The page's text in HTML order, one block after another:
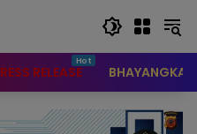
RELEASE BHAYANGKARI